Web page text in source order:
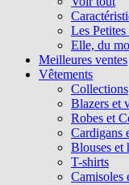
Les Petites
Elle, du
Meilleures ventes
Vêtements
Collections
Blazers et
Robes et
Cardigans
Blouses et
T-shirts
Camisoles